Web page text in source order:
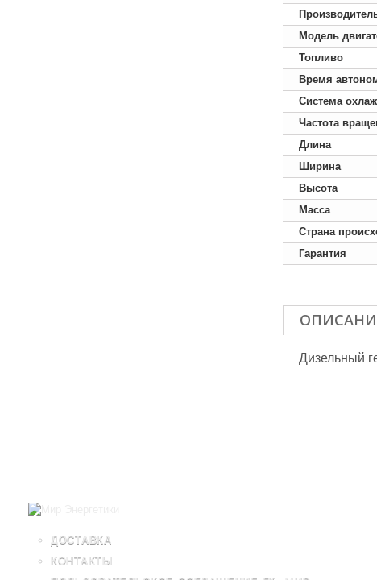
Модель
Топливо
Время
Система
Частота
Длина
Ширина
Высота
Масса
Страна
Гарантия
Дизельный
ДОСТАВКА
КОНТАКТЫ